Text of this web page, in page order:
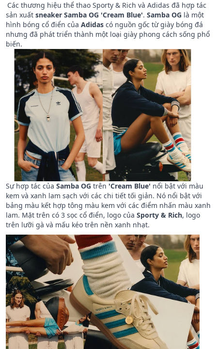
Các thương hiệu thể thao Sporty & Rich và Adidas đã hợp tác
sản xuất sneaker Samba OG 'Cream Blue'. Samba OG là một
hình bóng cổ điển của Adidas có nguồn gốc từ giày bóng đá
nhưng đã phát triển thành một loại giày phong cách sống phổ
biến.
Sự hợp tác của Samba OG trên 'Cream Blue' nổi bật với màu
kem và xanh lam sạch với các chi tiết tối giản. Nó nổi bật với
bảng màu kết hợp tông màu kem với các điểm nhấn màu xanh
lam. Mặt trên có 3 sọc cổ điển, logo của Sporty & Rich, logo
trên lưỡi gà và mấu kéo trên nền xanh nhạt.